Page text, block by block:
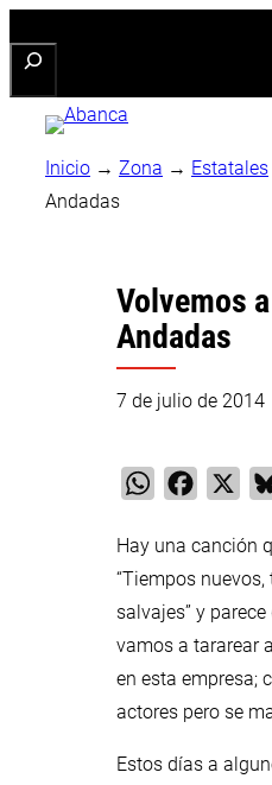
contenido
Inicio → Zona → Estatales
Andadas
Volvemos
Andadas
7 de julio de 2014
WhatsApp
Hay una canción
“Tiempos
salvajes” y
vamos a tararear
en esta empresa;
actores pero se
Estos días a